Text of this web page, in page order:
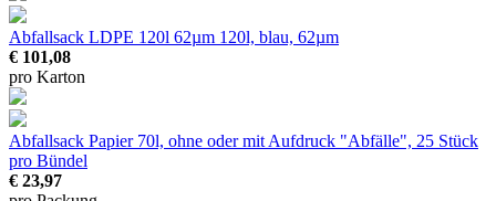
Abfallsack LDPE 120l 62µm 120l, blau, 62µm
€ 101,08
pro Karton
Abfallsack Papier 70l, ohne oder mit Aufdruck "Abfälle", 25 Stück
pro Bündel
€ 23,97